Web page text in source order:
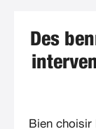
Des
Bien choisir